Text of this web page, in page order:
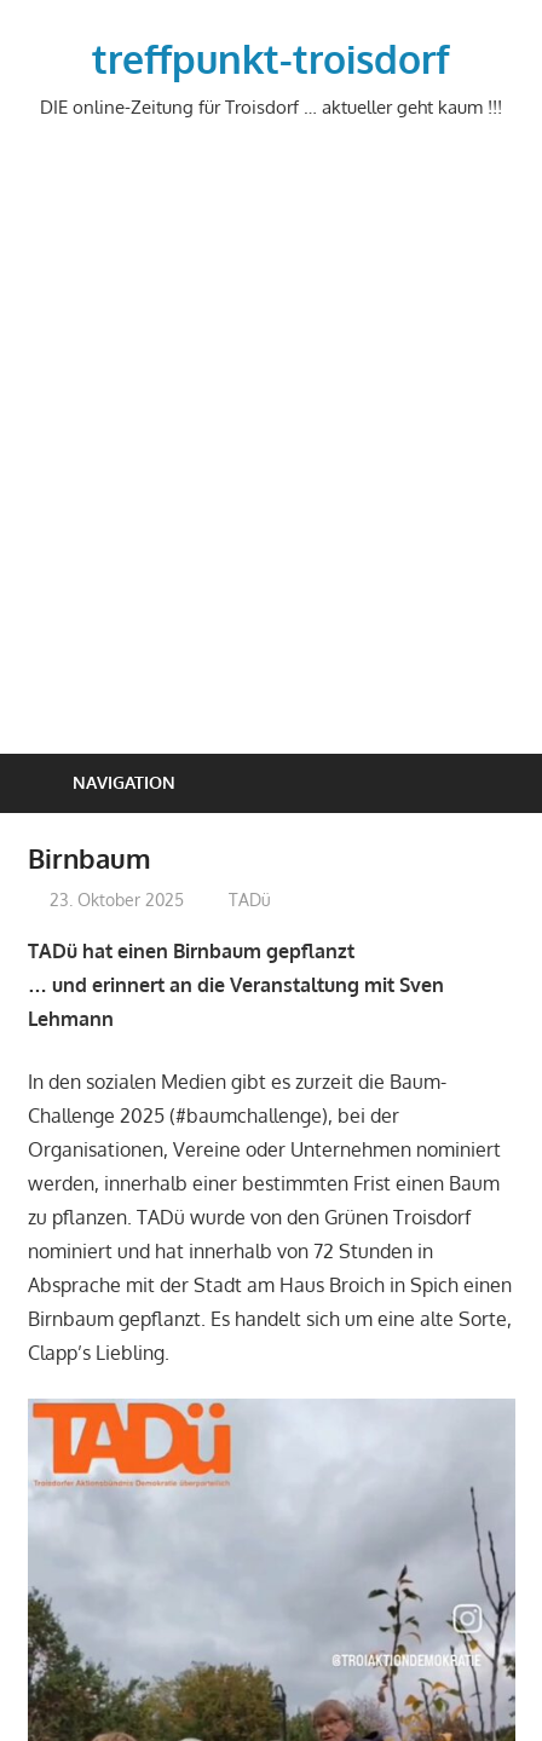
treffpunkt-troisdorf
DIE online-Zeitung für Troisdorf … aktueller geht kaum !!!
NAVIGATION
Birnbaum
23. Oktober 2025 treffpunkt
TADü
TADü hat einen Birnbaum gepflanzt
… und erinnert an die Veranstaltung mit Sven
Lehmann
In den sozialen Medien gibt es zurzeit die Baum-
Challenge 2025 (#baumchallenge), bei der
Organisationen, Vereine oder Unternehmen nominiert
werden, innerhalb einer bestimmten Frist einen Baum
zu pflanzen. TADü wurde von den Grünen Troisdorf
nominiert und hat innerhalb von 72 Stunden in
Absprache mit der Stadt am Haus Broich in Spich einen
Birnbaum gepflanzt. Es handelt sich um eine alte Sorte,
Clapp’s Liebling.